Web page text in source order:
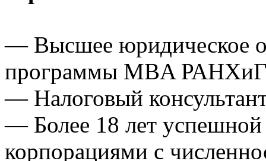
— Высшее юридическое
программы MBA
— Налоговый
— Более 18 лет успешной
корпорациями с